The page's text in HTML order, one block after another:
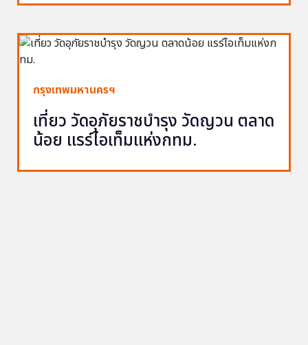
กรุงเทพมหานครฯ
เที่ยว วัดอุภัยราชบำรุง วัดญวน ตลาด
น้อย แรร์ไอเท็มแห่งกทม.